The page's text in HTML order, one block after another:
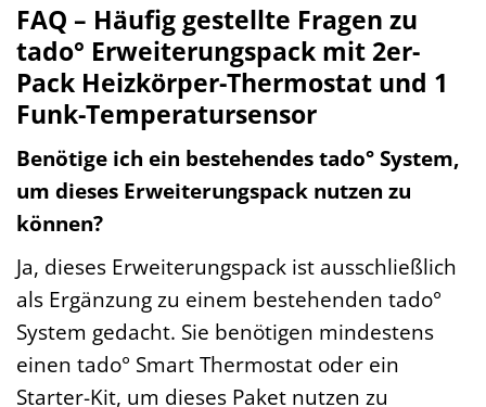
FAQ – Häufig gestellte Fragen zu
tado° Erweiterungspack mit 2er-
Pack Heizkörper-Thermostat und 1
Funk-Temperatursensor
Benötige ich ein bestehendes tado° System,
um dieses Erweiterungspack nutzen zu
können?
Ja, dieses Erweiterungspack ist ausschließlich
als Ergänzung zu einem bestehenden tado°
System gedacht. Sie benötigen mindestens
einen tado° Smart Thermostat oder ein
Starter-Kit, um dieses Paket nutzen zu